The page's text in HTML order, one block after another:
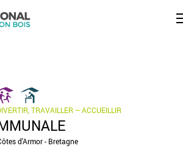
TRAVAILLER – ACCUEILLIR
d'Armor - Bretagne